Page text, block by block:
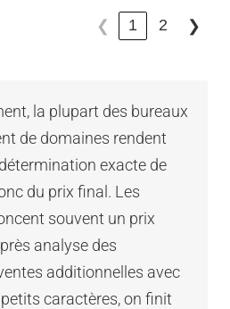
❮ 1 2 ❯
la plupart des bureaux
de domaines rendent
exacte de
du prix final. Les
souvent un prix
analyse des
additionnelles avec
caractères, on finit